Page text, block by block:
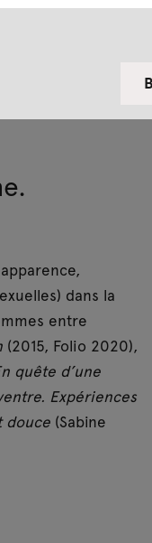
dans la
entre
(2015, Folio 2020),
quête d’une
Expériences
douce (Sabine